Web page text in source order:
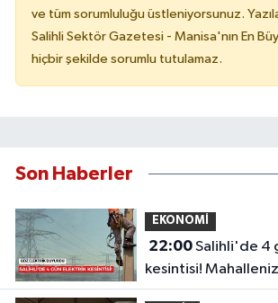
ve tüm sorumluluğu üstleniyorsunuz.
Salihli Sektör Gazetesi - Manisa'nın En
hiçbir şekilde sorumlu tutulamaz.
Son Haberler
EKONOMİ
22:00Salihli'de 4 gün elektrik
kesintisi!